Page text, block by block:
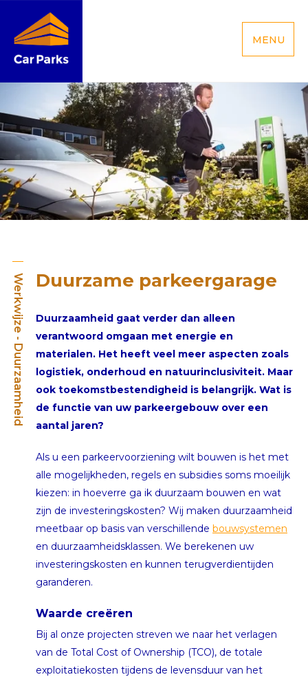
MENU
Werkwijze - Duurzaamheid Duurzame parkeergarage
Duurzaamheid gaat verder dan alleen
verantwoord omgaan met energie en
materialen. Het heeft veel meer aspecten zoals
logistiek, onderhoud en natuurinclusiviteit. Maar
ook toekomstbestendigheid is belangrijk. Wat is
de functie van uw parkeergebouw over een
aantal jaren?
Als u een parkeervoorziening wilt bouwen is het met
alle mogelijkheden, regels en subsidies soms moeilijk
kiezen: in hoeverre ga ik duurzaam bouwen en wat
zijn de investeringskosten? Wij maken duurzaamheid
meetbaar op basis van verschillende bouwsystemen
en duurzaamheidsklassen. We berekenen uw
investeringskosten en kunnen terugverdientijden
garanderen.
Waarde creëren
Bij al onze projecten streven we naar het verlagen
van de Total Cost of Ownership (TCO), de totale
exploitatiekosten tijdens de levensduur van het